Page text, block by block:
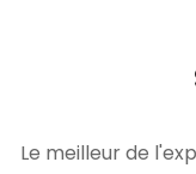
Le meilleur de